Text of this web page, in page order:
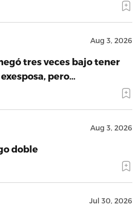
Aug 3, 2026
tres veces bajo tener
pero…
Aug 3, 2026
doble
Jul 30, 2026